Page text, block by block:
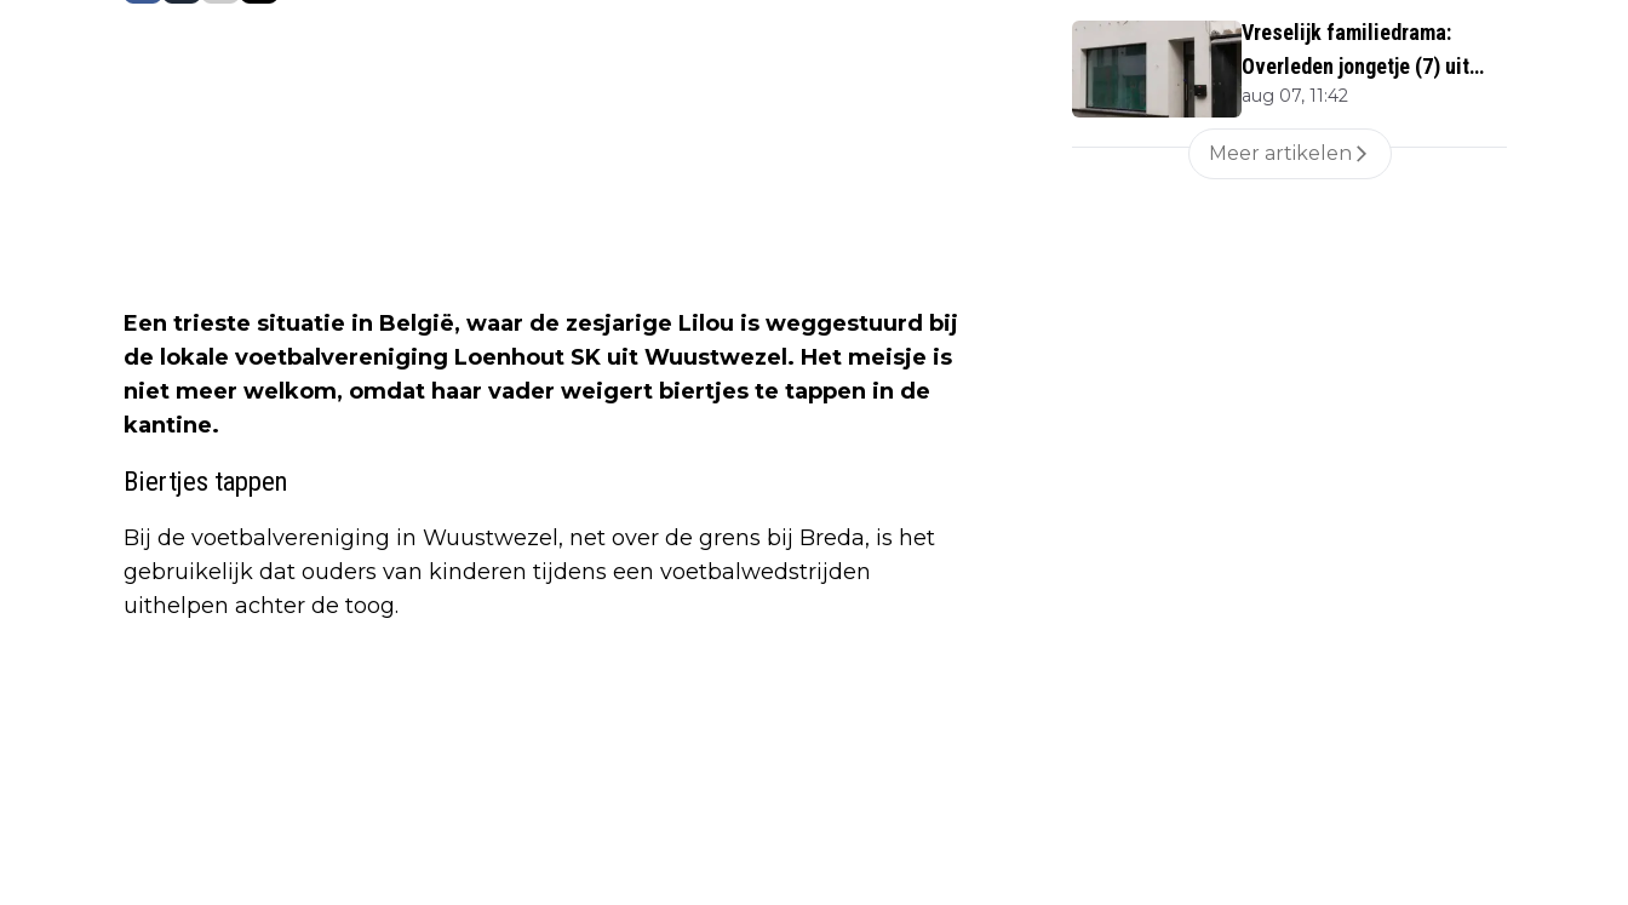
Een trieste situatie in België, waar de zesjarige Lilou is weggestuurd bij
de lokale voetbalvereniging Loenhout SK uit Wuustwezel. Het meisje is
niet meer welkom, omdat haar vader weigert biertjes te tappen in de
kantine.
Biertjes tappen
Bij de voetbalvereniging in Wuustwezel, net over de grens bij Breda, is het
gebruikelijk dat ouders van kinderen tijdens een voetbalwedstrijden
uithelpen achter de toog.
Vreselijk familiedrama:
Overleden jongetje (7) uit
woning gehaald
aug 07, 11:42
Meer artikelen